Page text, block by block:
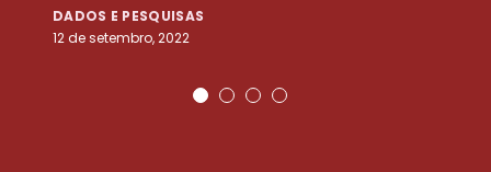
DADOS E PESQUISAS
12 de setembro, 2022